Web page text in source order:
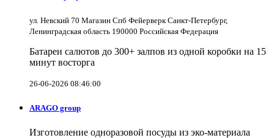
ул. Невский 70 Магазин Спб Фейерверк Санкт-Петербург,
Ленинградская область 190000 Российская Федерация
Батареи салютов до 300+ залпов из одной коробки на 15
минут восторга
26-06-2026 08:46:00
ARAGO group
Изготовление одноразовой посуды из эко-материала